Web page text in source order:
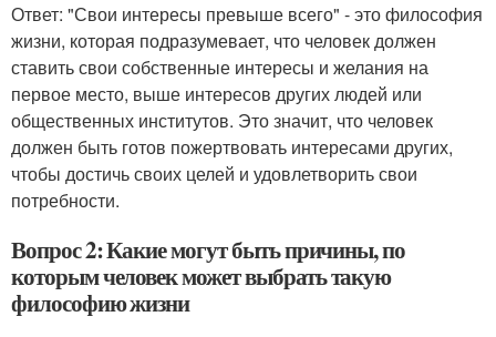
Ответ: "Свои интересы превыше всего" - это философия
жизни, которая подразумевает, что человек должен
ставить свои собственные интересы и желания на
первое место, выше интересов других людей или
общественных институтов. Это значит, что человек
должен быть готов пожертвовать интересами других,
чтобы достичь своих целей и удовлетворить свои
потребности.
Вопрос 2: Какие могут быть причины, по
которым человек может выбрать такую
философию жизни